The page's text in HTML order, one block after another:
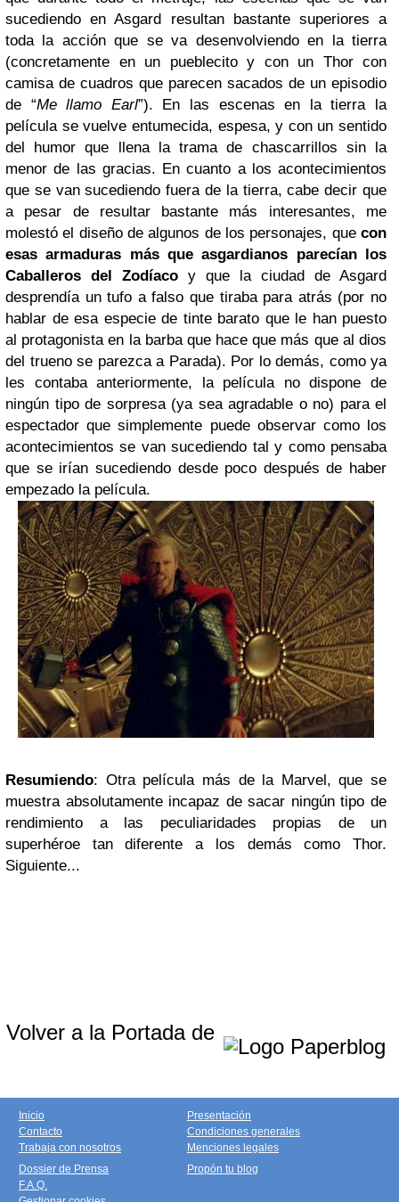
sucediendo en Asgard resultan bastante superiores a
toda la acción que se va desenvolviendo en la tierra
(concretamente en un pueblecito y con un Thor con
camisa de cuadros que parecen sacados de un episodio
de “Me llamo Earl”). En las escenas en la tierra la
película se vuelve entumecida, espesa, y con un sentido
del humor que llena la trama de chascarrillos sin la
menor de las gracias. En cuanto a los acontecimientos
que se van sucediendo fuera de la tierra, cabe decir que
a pesar de resultar bastante más interesantes, me
molestó el diseño de algunos de los personajes, que con
esas armaduras más que asgardianos parecían los
Caballeros del Zodíaco y que la ciudad de Asgard
desprendía un tufo a falso que tiraba para atrás (por no
hablar de esa especie de tinte barato que le han puesto
al protagonista en la barba que hace que más que al dios
del trueno se parezca a Parada). Por lo demás, como ya
les contaba anteriormente, la película no dispone de
ningún tipo de sorpresa (ya sea agradable o no) para el
espectador que simplemente puede observar como los
acontecimientos se van sucediendo tal y como pensaba
que se irían sucediendo desde poco después de haber
empezado la película.
Resumiendo: Otra película más de la Marvel, que se
muestra absolutamente incapaz de sacar ningún tipo de
rendimiento a las peculiaridades propias de un
superhéroe tan diferente a los demás como Thor.
Siguiente...
Volver a la Portada de
Inicio
Contacto
Trabaja con nosotros
Presentación
Condiciones generales
Menciones legales
Dossier de Prensa
F.A.Q.
Propón tu blog